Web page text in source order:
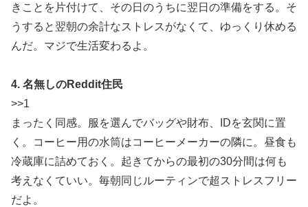
きことを片付けて、その日のうちに翌日の準備をする。そ
うすると翌朝の余計なストレスがなくて、ゆっくり休める
んだ。マジで生活変わるよ。
4. 名無しのReddit住民
>>1
まったく同感。服を選んでバッグや財布、IDを玄関に置
く。コーヒー用の水筒はコーヒーメーカーの隣に。昼食も
冷蔵庫に詰めておく。起きてからの最初の30分間は何も
考えなくていい。毎朝同じルーティンで超ストレスフリー
だよ。